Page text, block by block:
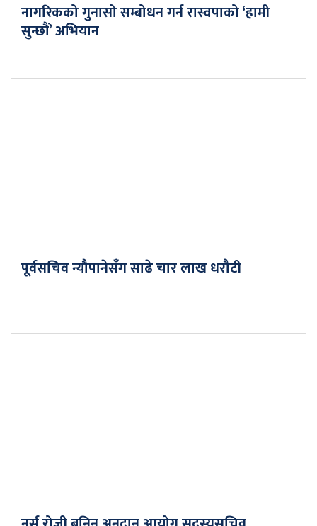
नागरिकको गुनासो सम्बोधन गर्न रास्वपाको ‘हामी
सुन्छौं’ अभियान
पूर्वसचिव न्यौपानेसँग साढे चार लाख धरौटी